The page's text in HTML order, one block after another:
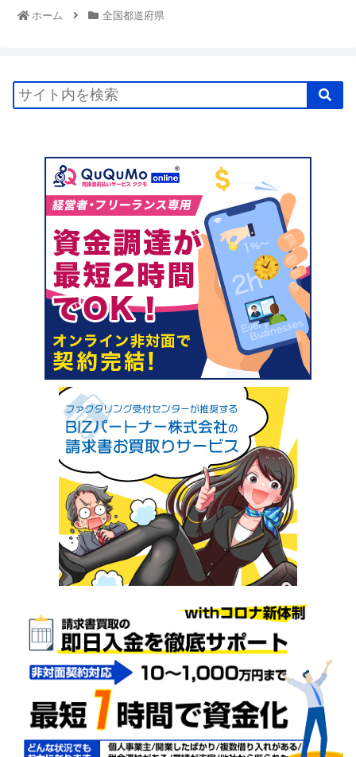
ホーム 全国都道府県